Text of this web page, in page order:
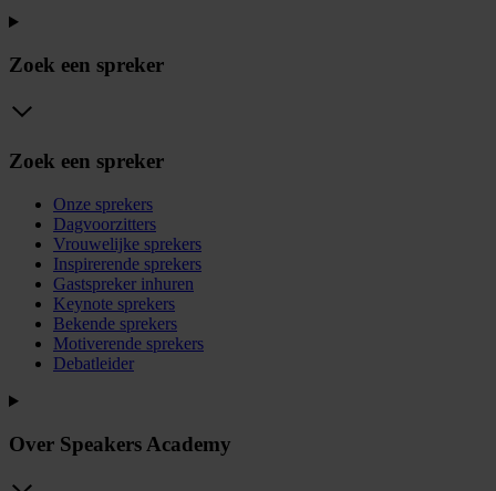
Zoek een spreker
Zoek een spreker
Onze sprekers
Dagvoorzitters
Vrouwelijke sprekers
Inspirerende sprekers
Gastspreker inhuren
Keynote sprekers
Bekende sprekers
Motiverende sprekers
Debatleider
Over Speakers Academy